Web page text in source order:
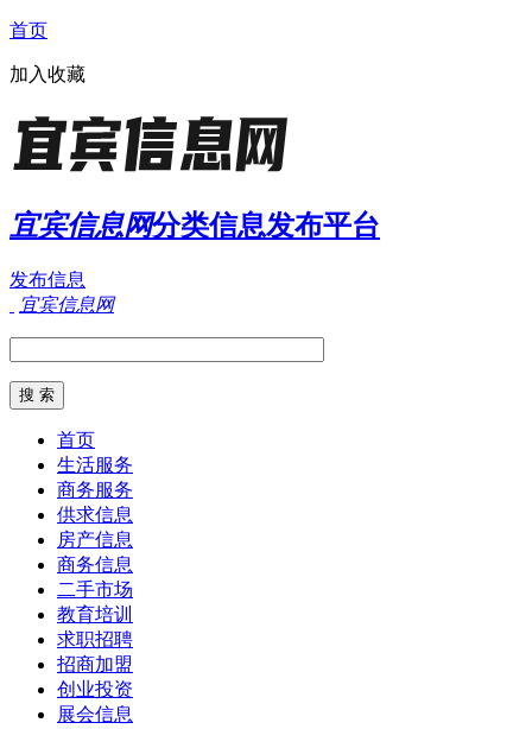
首页
加入收藏
宜宾信息网分类信息发布平台
发布信息
宜宾信息网
首页
生活服务
商务服务
供求信息
房产信息
商务信息
二手市场
教育培训
求职招聘
招商加盟
创业投资
展会信息